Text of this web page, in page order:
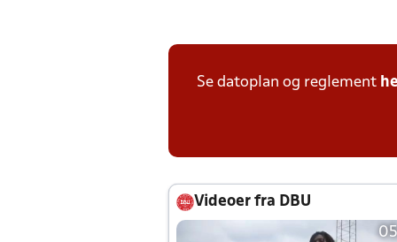
Se datoplan og reglement
Videoer fra DBU